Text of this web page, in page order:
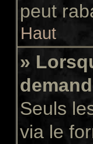
peut
Haut
»
Seuls
via le